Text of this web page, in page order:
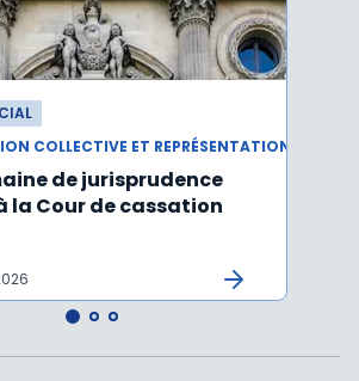
de jurisprudence
la Cour de cassation